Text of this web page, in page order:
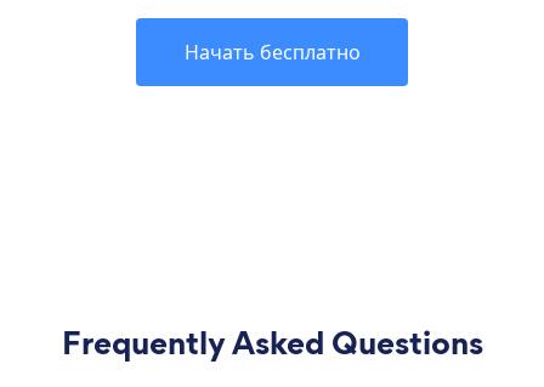
Начать бесплатно
Frequently Asked Questions